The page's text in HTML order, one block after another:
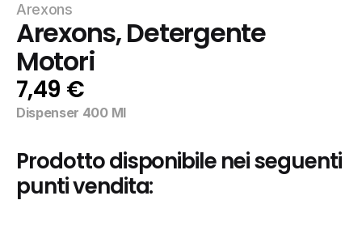
Arexons
Arexons, Detergente
Motori
7,49 €
Dispenser 400 Ml
Prodotto disponibile nei seguenti
punti vendita: